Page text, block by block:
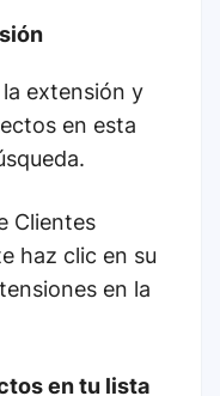
extensión y
en esta
Clientes
haz clic en su
en la
en tu lista